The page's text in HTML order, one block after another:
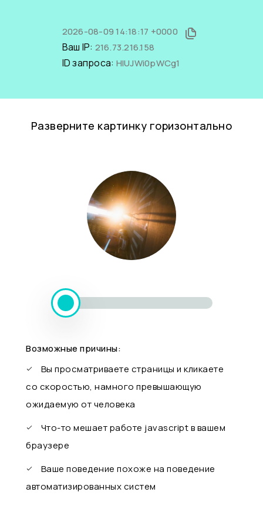
2026-08-09 14:18:17 +0000
Ваш IP: 216.73.216.158
ID запроса: HIUJWi0pWCg1
Разверните картинку горизонтально
Возможные причины:
Вы просматриваете страницы и кликаете
со скоростью, намного превышающую
ожидаемую от человека
Что-то мешает работе javascript в вашем
браузере
Ваше поведение похоже на поведение
автоматизированных систем